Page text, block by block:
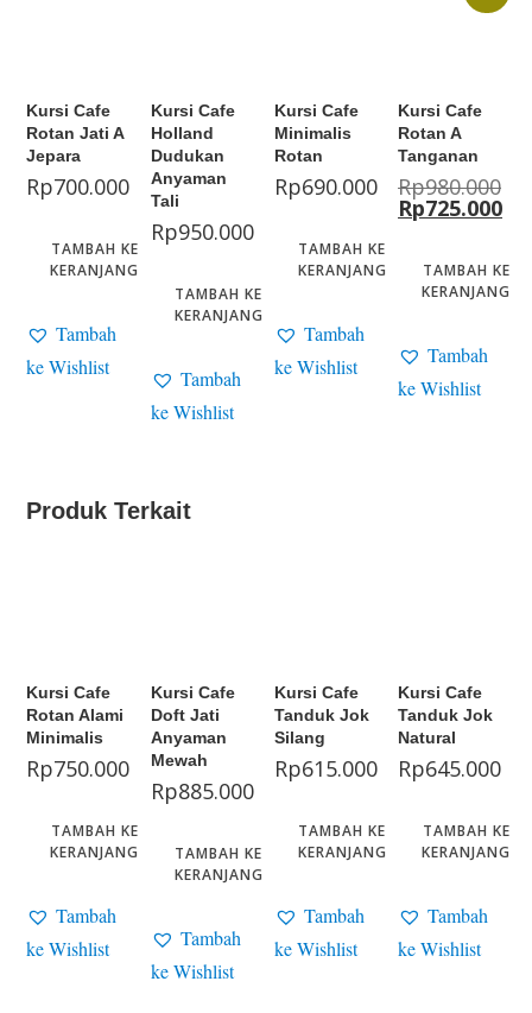
Kursi Cafe
Rotan Jati A
Jepara
Rp700.000
TAMBAH KE
KERANJANG
Tambah
ke Wishlist
Kursi Cafe
Holland
Dudukan
Anyaman
Tali
Rp950.000
TAMBAH KE
KERANJANG
Tambah
ke Wishlist
Kursi Cafe
Minimalis
Rotan
Rp690.000
TAMBAH KE
KERANJANG
Tambah
ke Wishlist
Kursi Cafe
Rotan A
Tanganan
Rp980.000
Rp725.000
TAMBAH KE
KERANJANG
Tambah
ke Wishlist
Produk Terkait
Kursi Cafe
Rotan Alami
Minimalis
Rp750.000
TAMBAH KE
KERANJANG
Tambah
ke Wishlist
Kursi Cafe
Doft Jati
Anyaman
Mewah
Rp885.000
TAMBAH KE
KERANJANG
Tambah
ke Wishlist
Kursi Cafe
Tanduk Jok
Silang
Rp615.000
TAMBAH KE
KERANJANG
Tambah
ke Wishlist
Kursi Cafe
Tanduk Jok
Natural
Rp645.000
TAMBAH KE
KERANJANG
Tambah
ke Wishlist